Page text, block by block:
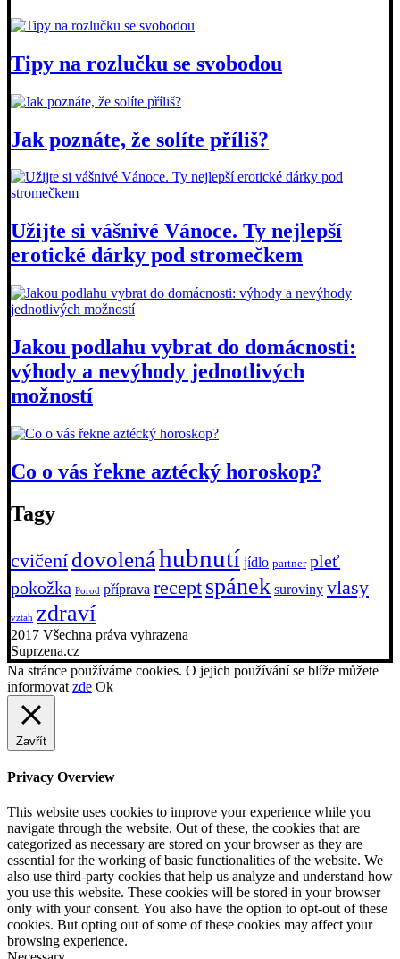
Tipy na rozlučku se svobodou
Jak poznáte, že solíte příliš?
Užijte si vášnivé Vánoce. Ty nejlepší
erotické dárky pod stromečkem
Jakou podlahu vybrat do domácnosti:
výhody a nevýhody jednotlivých
možností
Co o vás řekne aztécký horoskop?
Tagy
cvičení dovolenáhubnutí jídlo partner pleť
pokožka Porod příprava recept spánek suroviny vlasy
vztah zdraví
2017 Všechna práva vyhrazena
Suprzena.cz
Na stránce používáme cookies. O jejich používání se blíže můžete
informovat zde Ok
Zavřít
Privacy Overview
This website uses cookies to improve your experience while you
navigate through the website. Out of these, the cookies that are
categorized as necessary are stored on your browser as they are
essential for the working of basic functionalities of the website. We
also use third-party cookies that help us analyze and understand how
you use this website. These cookies will be stored in your browser
only with your consent. You also have the option to opt-out of these
cookies. But opting out of some of these cookies may affect your
browsing experience.